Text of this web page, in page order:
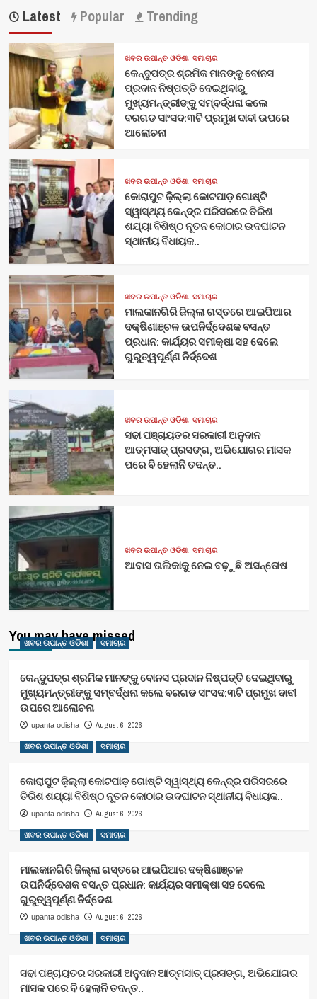
Latest Popular Trending
ଖବର ଉପାନ୍ତ ଓଡିଶା ସମାଚାର
କେନ୍ଦୁପତ୍ର ଶ୍ରମିକ ମାନଙ୍କୁ ବୋନସ
ପ୍ରଦାନ ନିଷ୍ପତ୍ତି ଦେଇଥିବାରୁ
ମୁଖ୍ୟମନ୍ତ୍ରୀଙ୍କୁ ସମ୍ବର୍ଦ୍ଧନା କଲେ
ବରଗଡ ସାଂସଦ:୩ଟି ପ୍ରମୁଖ ଦାବୀ ଉପରେ
ଆଲୋଚନା
ଖବର ଉପାନ୍ତ ଓଡିଶା ସମାଚାର
କୋରାପୁଟ ଜ଼ିଲ୍ଲା କୋଟପାଡ଼ ଗୋଷ୍ଟି
ସ୍ୱାସ୍ଥ୍ୟ କେନ୍ଦ୍ର ପରିସରରେ ତିରିଶ
ଶଯ୍ୟା ବିଶିଷ୍ଠ ନୂତନ କୋଠାର ଉଦଘାଟନ
ସ୍ଥାନୀୟ ବିଧାୟକ..
ଖବର ଉପାନ୍ତ ଓଡିଶା ସମାଚାର
ମାଲକାନଗିରି ଜିଲ୍ଲା ଗସ୍ତରେ ଆଇପିଆର
ଦକ୍ଷିଣାଞ୍ଚଳ ଉପନିର୍ଦ୍ଦେଶକ ବସନ୍ତ
ପ୍ରଧାନ: କାର୍ଯ୍ୟର ସମୀକ୍ଷା ସହ ଦେଲେ
ଗୁରୁତ୍ୱପୂର୍ଣ୍ଣ ନିର୍ଦ୍ଦେଶ
ଖବର ଉପାନ୍ତ ଓଡିଶା ସମାଚାର
ସଢା ପଞ୍ଚାୟତର ସରକାରୀ ଅନୁଦାନ
ଆତ୍ମସାତ୍ ପ୍ରସଙ୍ଗ, ଅଭିଯୋଗର ମାସକ
ପରେ ବି ହେଲାନି ତଦନ୍ତ..
ଖବର ଉପାନ୍ତ ଓଡିଶା ସମାଚାର
ଆବାସ ତାଲିକାକୁ ନେଇ ବଢ଼ୁଛି ଅସନ୍ତୋଷ
You may have missed
ଖବର ଉପାନ୍ତ ଓଡିଶା ସମାଚାର
କେନ୍ଦୁପତ୍ର ଶ୍ରମିକ ମାନଙ୍କୁ ବୋନସ ପ୍ରଦାନ ନିଷ୍ପତ୍ତି ଦେଇଥିବାରୁ
ମୁଖ୍ୟମନ୍ତ୍ରୀଙ୍କୁ ସମ୍ବର୍ଦ୍ଧନା କଲେ ବରଗଡ ସାଂସଦ:୩ଟି ପ୍ରମୁଖ ଦାବୀ
ଉପରେ ଆଲୋଚନା
upanta odisha August 6, 2026
ଖବର ଉପାନ୍ତ ଓଡିଶା ସମାଚାର
କୋରାପୁଟ ଜ଼ିଲ୍ଲା କୋଟପାଡ଼ ଗୋଷ୍ଟି ସ୍ୱାସ୍ଥ୍ୟ କେନ୍ଦ୍ର ପରିସରରେ
ତିରିଶ ଶଯ୍ୟା ବିଶିଷ୍ଠ ନୂତନ କୋଠାର ଉଦଘାଟନ ସ୍ଥାନୀୟ ବିଧାୟକ..
upanta odisha August 6, 2026
ଖବର ଉପାନ୍ତ ଓଡିଶା ସମାଚାର
ମାଲକାନଗିରି ଜିଲ୍ଲା ଗସ୍ତରେ ଆଇପିଆର ଦକ୍ଷିଣାଞ୍ଚଳ
ଉପନିର୍ଦ୍ଦେଶକ ବସନ୍ତ ପ୍ରଧାନ: କାର୍ଯ୍ୟର ସମୀକ୍ଷା ସହ ଦେଲେ
ଗୁରୁତ୍ୱପୂର୍ଣ୍ଣ ନିର୍ଦ୍ଦେଶ
upanta odisha August 6, 2026
ଖବର ଉପାନ୍ତ ଓଡିଶା ସମାଚାର
ସଢା ପଞ୍ଚାୟତର ସରକାରୀ ଅନୁଦାନ ଆତ୍ମସାତ୍ ପ୍ରସଙ୍ଗ, ଅଭିଯୋଗର
ମାସକ ପରେ ବି ହେଲାନି ତଦନ୍ତ..